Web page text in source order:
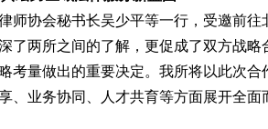
师协会秘书长吴少平等一行，受邀前往
了两所之间的了解，更促成了双方战略
考量做出的重要决定。我所将以此次合
业务协同、人才共育等方面展开全面